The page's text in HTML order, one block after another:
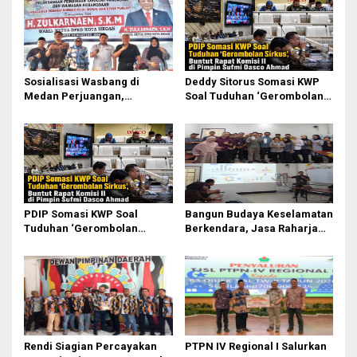
Sosialisasi Wasbang di
Medan Perjuangan,
Perjuangkan Ruang Bermain
Anak
Deddy Sitorus Somasi KWP
Soal Tuduhan ‘Gerombolan
II Dipimpin Sufmi Dasco
Ahmad
PDIP Somasi KWP Soal
Tuduhan ‘Gerombolan
II Dipimpin Sufmi Dasco
Ahmad
Bangun Budaya Keselamatan
Berkendara, Jasa Raharja
Pasifik Medan Industri
Rendi Siagian Percayakan
PTPN IV Regional I Salurkan